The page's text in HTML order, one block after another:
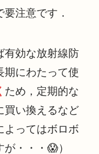
注意です．
効な放射線防
期にわたって使
ため，定期的な
買い換えるなど
よってはボロボ
・・・😱）